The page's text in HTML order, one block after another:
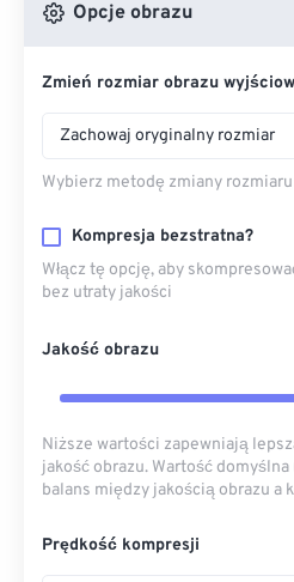
Opcje obrazu
Zmień rozmiar obrazu
Zachowaj oryginalny rozmiar
Wybierz metodę zmiany
Kompresja bezstratna?
Włącz tę opcję, aby
bez utraty jakości
Jakość obrazu
Niższe wartości zapewniają
jakość obrazu. Wartość
balans między jakością obrazu a
Prędkość kompresji